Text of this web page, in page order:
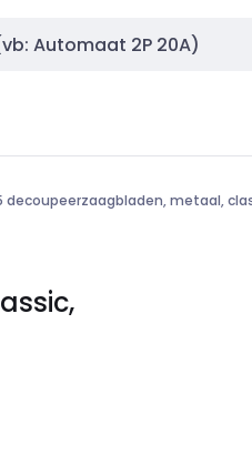
decoupeerzaagbladen, metaal,